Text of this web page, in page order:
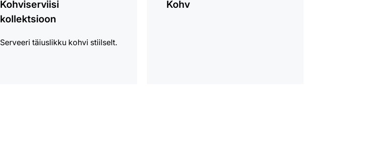
Kohviserviisi
kollektsioon
Serveeri täiuslikku kohvi stiilselt.
Kohv